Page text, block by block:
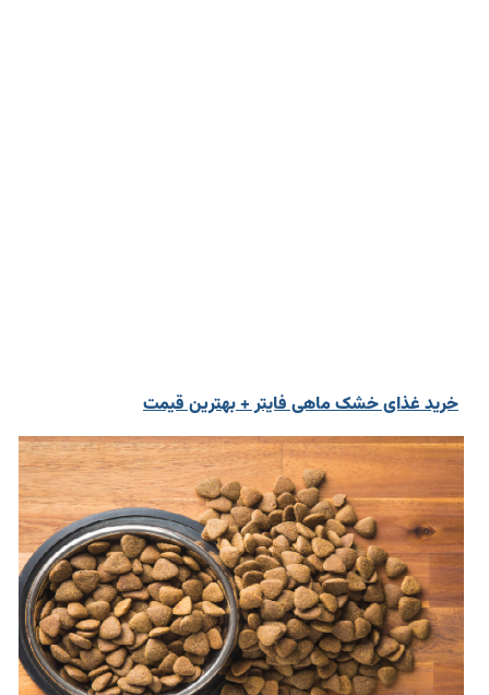
خرید غذای خشک ماهی فایتر + بهترین قیمت